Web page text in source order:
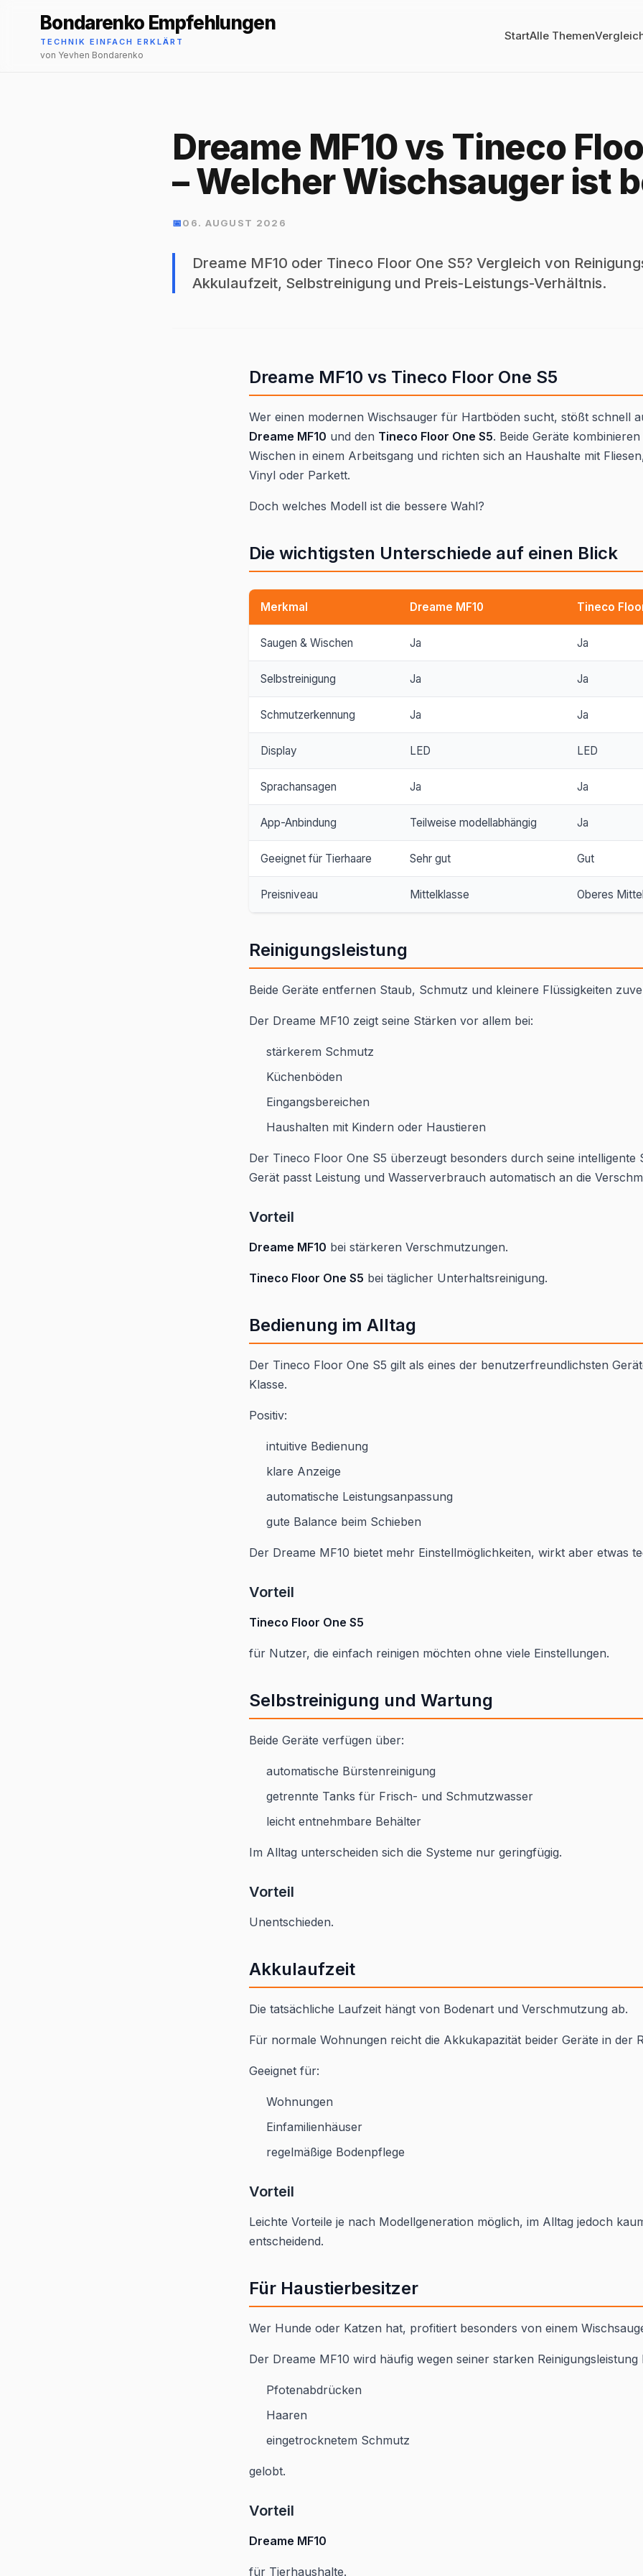
Bondarenko Empfehlungen
TECHNIK EINFACH ERKLÄRT
von Yevhen Bondarenko
StartAlle Themen
Dreame MF10 vs Tineco
– Welcher Wischsauger ist
📅06. AUGUST 2026
Dreame MF10 oder Tineco Floor One S5? Vergleich von
Akkulaufzeit, Selbstreinigung und Preis-Leistungs-Verhältnis.
Dreame MF10 vs Tineco Floor One S5
Wer einen modernen Wischsauger für Hartböden sucht, stößt schnell
Dreame MF10 und den Tineco Floor One S5. Beide Geräte
Wischen in einem Arbeitsgang und richten sich an Haushalte mit
Vinyl oder Parkett.
Doch welches Modell ist die bessere Wahl?
Die wichtigsten Unterschiede auf einen Blick
Merkmal Dreame MF10 Tineco
Saugen & Wischen Ja Ja
Selbstreinigung Ja Ja
Schmutzerkennung Ja Ja
Display LED LED
Sprachansagen Ja Ja
App-Anbindung Teilweise modellabhängig Ja
Geeignet für Tierhaare Sehr gut Gut
Preisniveau Mittelklasse Oberes
Reinigungsleistung
Beide Geräte entfernen Staub, Schmutz und kleinere Flüssigkeiten
Der Dreame MF10 zeigt seine Stärken vor allem bei:
stärkerem Schmutz
Küchenböden
Eingangsbereichen
Haushalten mit Kindern oder Haustieren
Der Tineco Floor One S5 überzeugt besonders durch seine intelligente
Gerät passt Leistung und Wasserverbrauch automatisch an die
Vorteil
Dreame MF10 bei stärkeren Verschmutzungen.
Tineco Floor One S5 bei täglicher Unterhaltsreinigung.
Bedienung im Alltag
Der Tineco Floor One S5 gilt als eines der benutzerfreundlichsten
Klasse.
Positiv:
intuitive Bedienung
klare Anzeige
automatische Leistungsanpassung
gute Balance beim Schieben
Der Dreame MF10 bietet mehr Einstellmöglichkeiten, wirkt aber etwas
Vorteil
Tineco Floor One S5
für Nutzer, die einfach reinigen möchten ohne viele Einstellungen.
Selbstreinigung und Wartung
Beide Geräte verfügen über:
automatische Bürstenreinigung
getrennte Tanks für Frisch- und Schmutzwasser
leicht entnehmbare Behälter
Im Alltag unterscheiden sich die Systeme nur geringfügig.
Vorteil
Unentschieden.
Akkulaufzeit
Die tatsächliche Laufzeit hängt von Bodenart und Verschmutzung ab.
Für normale Wohnungen reicht die Akkukapazität beider Geräte in der
Geeignet für:
Wohnungen
Einfamilienhäuser
regelmäßige Bodenpflege
Vorteil
Leichte Vorteile je nach Modellgeneration möglich, im Alltag jedoch
entscheidend.
Für Haustierbesitzer
Wer Hunde oder Katzen hat, profitiert besonders von einem
Der Dreame MF10 wird häufig wegen seiner starken Reinigungsleistung
Pfotenabdrücken
Haaren
eingetrocknetem Schmutz
gelobt.
Vorteil
Dreame MF10
für Tierhaushalte.